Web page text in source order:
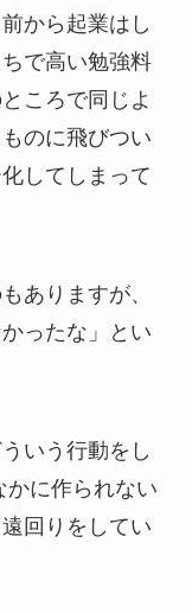
から起業はし
で高い勉強料
ころで同じよ
のに飛びつい
してしまって
ありますが、
ったな」とい
いう行動をし
かに作られない
回りをしてい